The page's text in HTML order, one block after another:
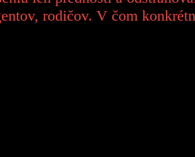
rodičov. V čom